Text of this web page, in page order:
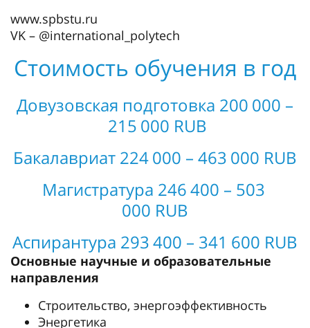
www.spbstu.ru
VK – @international_polytech
Стоимость обучения в год
Довузовская подготовка 200 000 –
215 000 RUB
Бакалавриат 224 000 – 463 000 RUB
Магистратура 246 400 – 503
000 RUB
Аспирантура 293 400 – 341 600 RUB
Основные научные и образовательные
направления
Строительство, энергоэффективность
Энергетика